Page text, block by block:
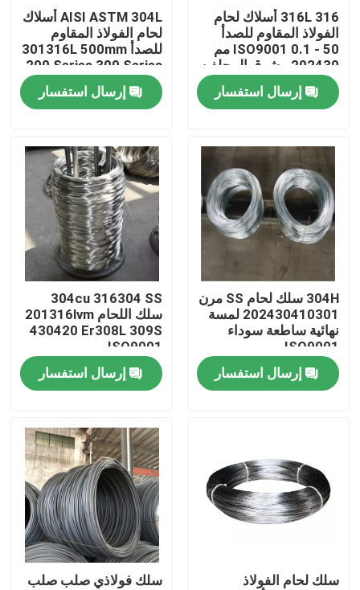
منتجات
معلومات عنا
جولة في المعمل
مراقبة الجودة
اتصل بنا
لفائف الفولاذ المقاوم للصدأ TISCO
لوحة معدنية من الفولاذ المقاوم للصدأ
ورقة لوحة الكربون الصلب
316L 316 أسلاك لحام
الفولاذ المقاوم للصدأ
ISO9001 0.1 - 50 مم
202430 مشرق المجلفن
إرسال استفسار
AISI ASTM 304L أسلاك
لحام الفولاذ المقاوم
للصدأ 301316L 500mm
200 Series 300 Series
إرسال استفسار
304H سلك لحام SS مرن
202430410301 لمسة
نهائية ساطعة سوداء
ISO9001
إرسال استفسار
304cu 316304 SS
سلك اللحام 201316lvm
430420 Er308L 309S
ISO9001
إرسال استفسار
سلك لحام الفولاذ
سلك فولاذي صلب صلب